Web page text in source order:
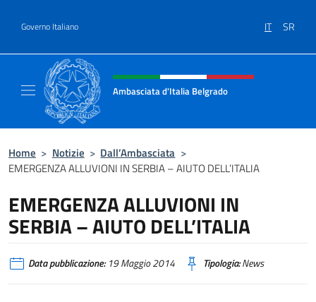
Governo Italiano IT SR
Intestazione sito, social e menù
Ambasciata d'Italia Belgrado
Home > Notizie > Dall’Ambasciata >
EMERGENZA ALLUVIONI IN SERBIA – AIUTO DELL’ITALIA
EMERGENZA ALLUVIONI IN
SERBIA – AIUTO DELL’ITALIA
Data pubblicazione:19 Maggio 2014 Tipologia:News